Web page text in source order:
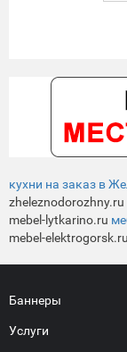
кухни на заказ в
zheleznodorozhny.ru
mebel-lytkarino.ru
mebel-elektrogorsk.ru
Баннеры
Услуги